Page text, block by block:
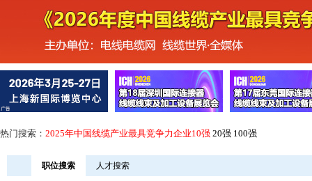
热门搜索： 2025年中国线缆产业最具竞争力企业10强 20强 100强
职位搜索 人才搜索